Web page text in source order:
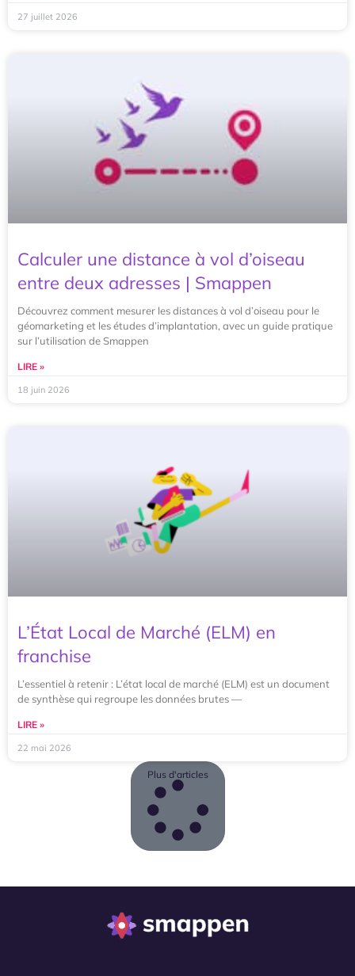
27 juillet 2026
Calculer une distance à vol d’oiseau
entre deux adresses | Smappen
Découvrez comment mesurer les distances à vol d’oiseau pour le
géomarketing et les études d’implantation, avec un guide pratique
sur l’utilisation de Smappen
LIRE »
18 juin 2026
L’État Local de Marché (ELM) en
franchise
L’essentiel à retenir : L’état local de marché (ELM) est un document
de synthèse qui regroupe les données brutes —
LIRE »
22 mai 2026
Plus d'articles